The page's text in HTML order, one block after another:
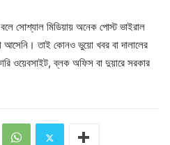
বলে সোশ্যাল মিডিয়ায় অনেক পোস্ট ভাইরাল
আসেনি। তাই কোনও ভুয়ো খবর বা দালালের
ওয়েবসাইট, ব্লক অফিস বা দুয়ারে সরকার